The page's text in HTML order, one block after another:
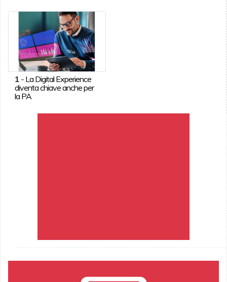
1- La Digital Experience
diventa chiave anche per
la PA